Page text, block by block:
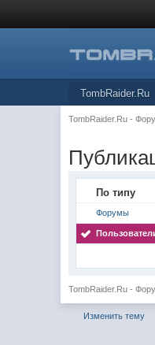
TombRaider.Ru
TombRaider.Ru -
По типу
Форумы
TombRaider.Ru -
Изменить тему